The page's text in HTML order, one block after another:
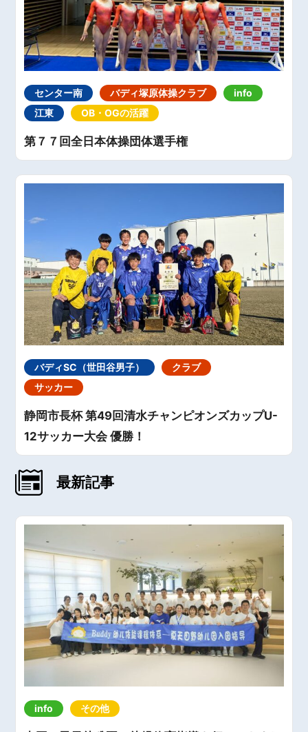
センター南 バディ塚原体操クラブ
info
江東
OB・OGの活躍
第７７回全日本体操団体選手権
バディSC（世田谷男子）
クラブ
サッカー
静岡市長杯 第49回清水チャンピオンズカップU-
12サッカー大会 優勝！
最新記事
info その他